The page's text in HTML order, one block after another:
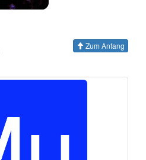
Zum Anfang